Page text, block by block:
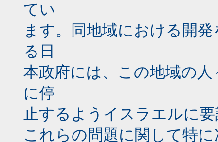
てい
ます。同地域における開
る日
本政府には、この地域の
に停
止するようイスラエルに
これらの問題に関して特